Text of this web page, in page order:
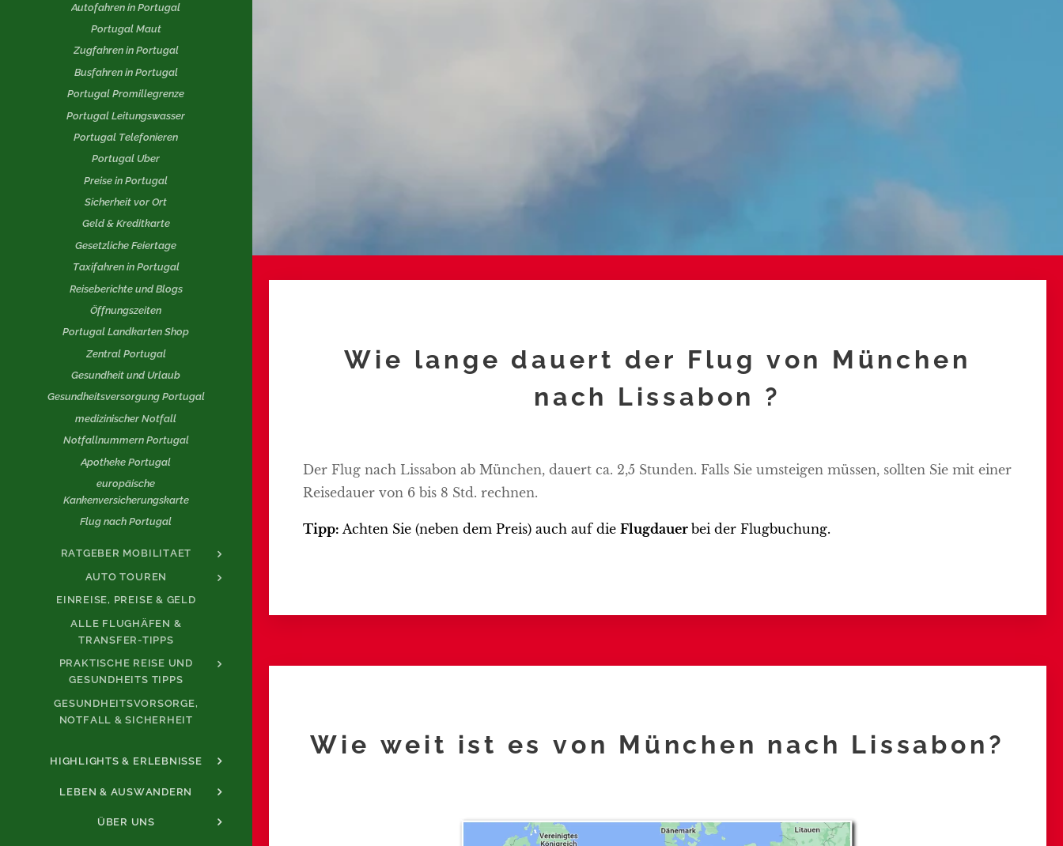
Autofahren in Portugal
Portugal Maut
Zugfahren in Portugal
Busfahren in Portugal
Portugal Promillegrenze
Portugal Leitungswasser
Portugal Telefonieren
Portugal Uber
Preise in Portugal
Sicherheit vor Ort
Geld & Kreditkarte
Gesetzliche Feiertage
Taxifahren in Portugal
Reiseberichte und Blogs
Öffnungszeiten
Portugal Landkarten Shop
Zentral Portugal
Gesundheit und Urlaub
Gesundheitsversorgung Portugal
medizinischer Notfall
Notfallnummern Portugal
Apotheke Portugal
europäische
Kankenversicherungskarte
Flug nach Portugal
RATGEBER MOBILITAET
AUTO TOUREN
EINREISE, PREISE & GELD
ALLE FLUGHÄFEN &
TRANSFER-TIPPS
PRAKTISCHE REISE UND
GESUNDHEITS TIPPS
GESUNDHEITSVORSORGE,
NOTFALL & SICHERHEIT
HIGHLIGHTS & ERLEBNISSE
LEBEN & AUSWANDERN
ÜBER UNS
Wie lange dauert der Flug von München
nach Lissabon ?
Der Flug nach Lissabon ab München, dauert ca. 2,5 Stunden. Falls Sie umsteigen müssen, sollten Sie mit einer
Reisedauer von 6 bis 8 Std. rechnen.
Tipp: Achten Sie (neben dem Preis) auch auf die Flugdauer bei der Flugbuchung.
Wie weit ist es von München nach Lissabon?